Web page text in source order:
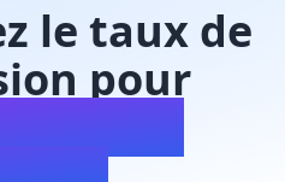
le taux de
pour
plus de